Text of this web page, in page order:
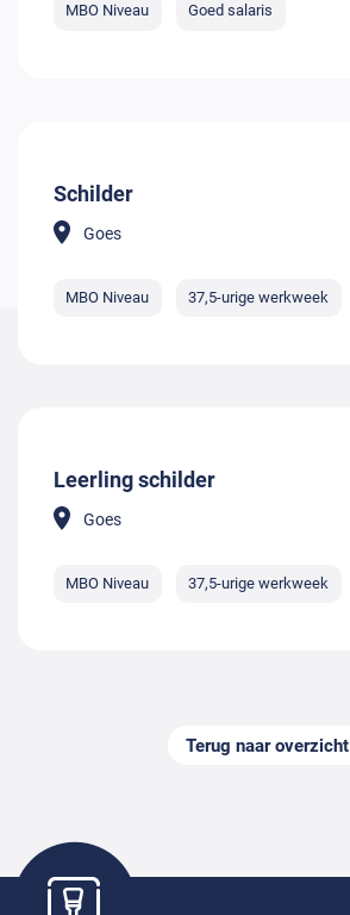
MBO Niveau Goed salaris
Schilder
Goes
MBO Niveau 37,5-urige werkweek
Leerling schilder
Goes
MBO Niveau 37,5-urige werkweek
Terug naar overzicht